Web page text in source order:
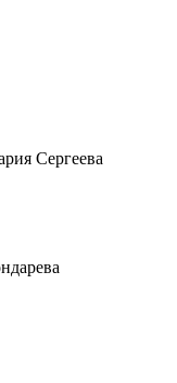
Сергеева